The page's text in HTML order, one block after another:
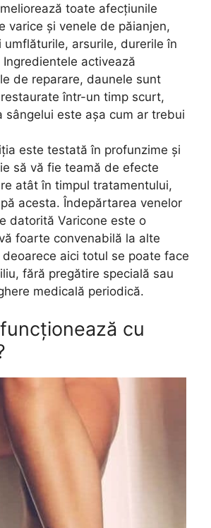
toate afecțiunile
varice și venele de păianjen,
umflăturile, arsurile, durerile în
Ingredientele activează
de reparare, daunele sunt
într-un timp scurt,
sângelui este așa cum ar trebui
este testată în profunzime și
să vă fie teamă de efecte
atât în timpul tratamentului,
acesta. Îndepărtarea venelor
datorită Varicone este o
foarte convenabilă la alte
aici totul se poate face
fără pregătire specială sau
medicală periodică.
cu